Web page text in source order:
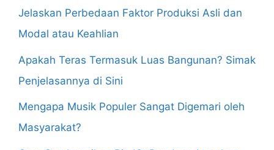
Jelaskan Perbedaan Faktor Produksi Asli dan
Modal atau Keahlian
Apakah Teras Termasuk Luas Bangunan? Simak
Penjelasannya di Sini
Mengapa Musik Populer Sangat Digemari oleh
Masyarakat?